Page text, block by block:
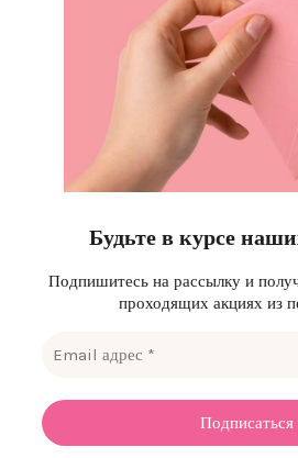
Будьте в курсе
Подпишитесь на рассылку и
проходящих акциях из